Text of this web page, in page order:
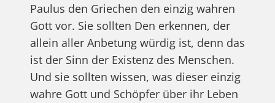
Paulus den Griechen den einzig wahren
Gott vor. Sie sollten Den erkennen, der
allein aller Anbetung würdig ist, denn das
ist der Sinn der Existenz des Menschen.
Und sie sollten wissen, was dieser einzig
wahre Gott und Schöpfer über ihr Leben